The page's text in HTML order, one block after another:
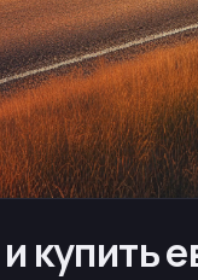
купить